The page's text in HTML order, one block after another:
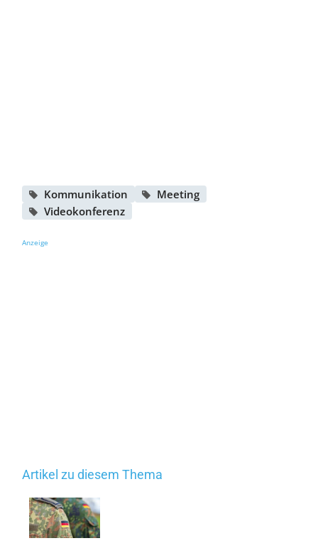
Kommunikation
Meeting
Videokonferenz
Anzeige
Artikel zu diesem Thema